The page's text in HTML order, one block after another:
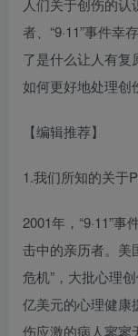
人们关于创伤的
者、“9·11”事件
了是什么让人有复
如何更好地处理创
【编辑推荐】
1.我们所知的关于
2001年，“9·11”
击中的亲历者。美
危机”，大批心理
亿美元的心理健康
伤应激的病人寥寥